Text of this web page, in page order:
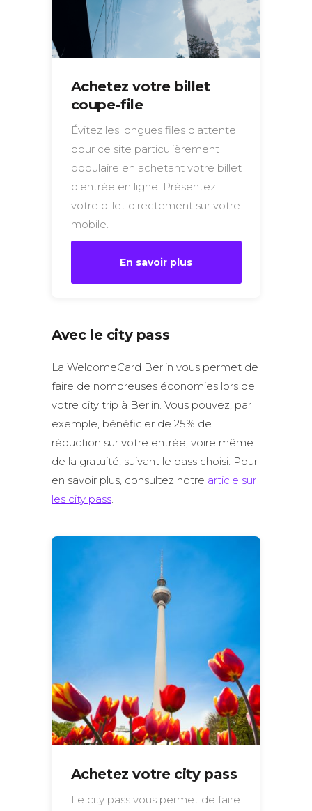
Achetez votre billet
coupe-file
Évitez les longues files d'attente
pour ce site particulièrement
populaire en achetant votre billet
d'entrée en ligne. Présentez
votre billet directement sur votre
mobile.
En savoir plus
Avec le city pass
La WelcomeCard Berlin vous permet de
faire de nombreuses économies lors de
votre city trip à Berlin. Vous pouvez, par
exemple, bénéficier de 25% de
réduction sur votre entrée, voire même
de la gratuité, suivant le pass choisi. Pour
en savoir plus, consultez notre article sur
les city pass.
Achetez votre city pass
Le city pass vous permet de faire